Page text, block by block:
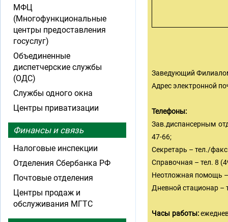
Заведующий
Адрес электронной
Телефоны:
Зав.диспансерным
47-66;
Секретарь – тел./
Справочная – тел. 8
Неотложная помощь –
Дневной стационар –
Часы работы:
МФЦ
(Многофункциональные
центры предоставления
госуслуг)
Объединенные
диспетчерские службы
(ОДС)
Службы одного окна
Центры приватизации
Финансы и связь
Налоговые инспекции
Отделения Сбербанка РФ
Почтовые отделения
Центры продаж и
обслуживания МГТС